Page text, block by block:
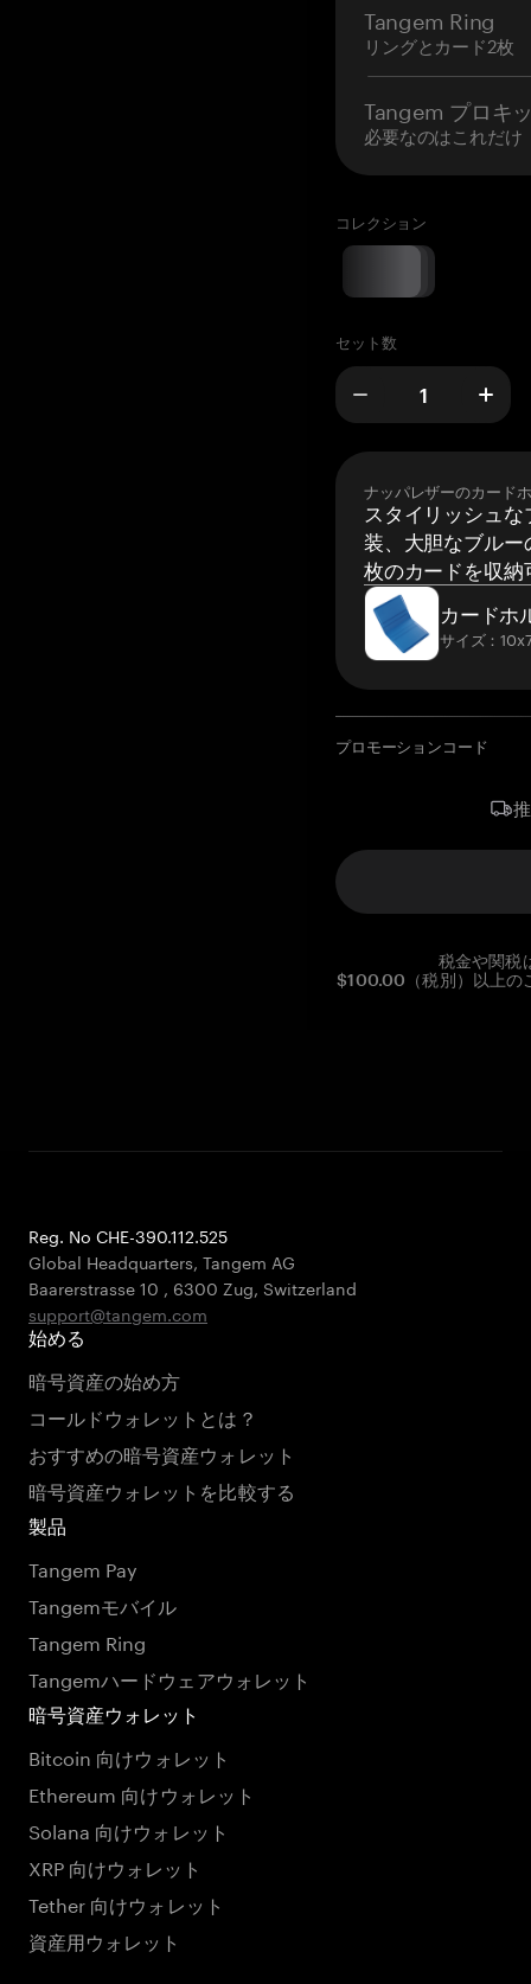
Tangem Ring
リングとカード2枚
Tangem プロキ
必要なのはこれだけ
コレクション
セット数
ナッパレザーのカード
スタイリッシュ
装、大胆なブルー
枚のカードを収納
カードホ
サイズ：
プロモーションコード
税金や関税
$100.00（税別）以上の
Reg. No CHE-390.112.525
Global Headquarters, Tangem AG
Baarerstrasse 10 , 6300 Zug, Switzerland
support@tangem.com
始める
暗号資産の始め方
コールドウォレットとは？
おすすめの暗号資産ウォレット
暗号資産ウォレットを比較する
製品
Tangem Pay
Tangemモバイル
Tangem Ring
Tangemハードウェアウォレット
暗号資産ウォレット
Bitcoin 向けウォレット
Ethereum 向けウォレット
Solana 向けウォレット
XRP 向けウォレット
Tether 向けウォレット
資産用ウォレット